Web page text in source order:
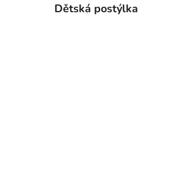
Dětská postýlka